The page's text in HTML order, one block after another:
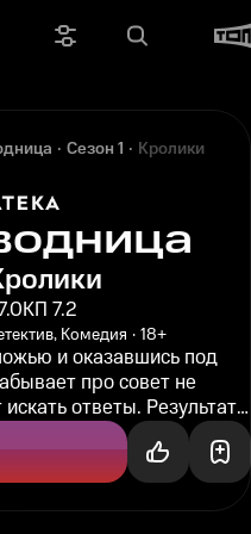
Сезон 1 Кролики
КП 7.2
Комедия 18+
и оказавшись под
про совет не
ответы. Результаты